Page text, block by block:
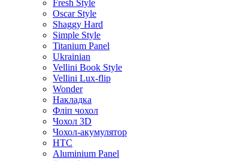
Fresh Style
Oscar Style
Shaggy Hard
Simple Style
Titanium Panel
Ukrainian
Vellini Book Style
Vellini Lux-flip
Wonder
Накладка
Фліп чохол
Чохол 3D
Чохол-акумулятор
HTC
Aluminium Panel